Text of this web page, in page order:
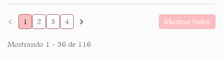
Mostrar todos
1 2 3 4
Mostrando 1 - 36 de 116